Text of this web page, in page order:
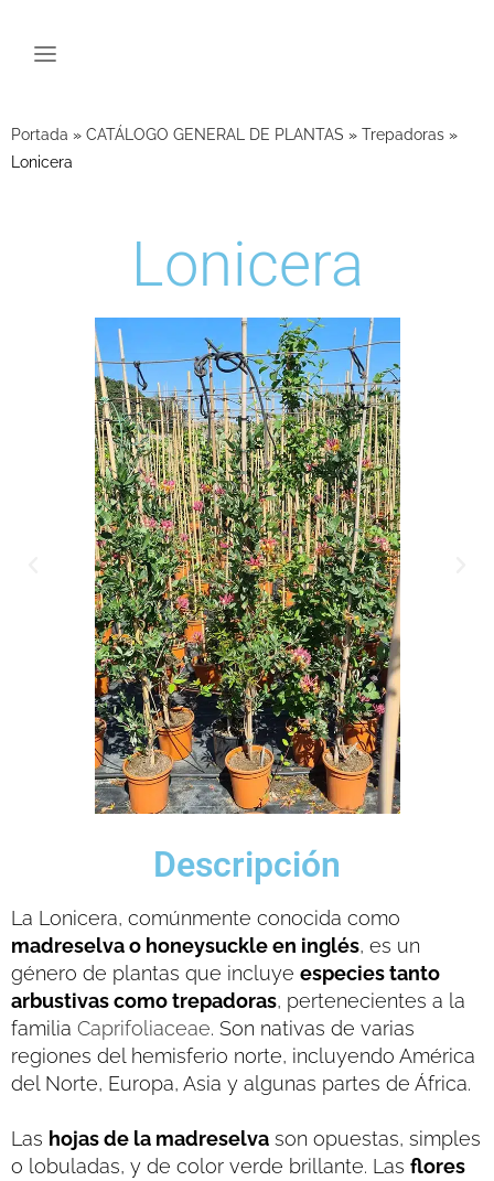
Portada » CATÁLOGO GENERAL DE PLANTAS » Trepadoras »
Lonicera
Lonicera
Descripción
La Lonicera, comúnmente conocida como
madreselva o honeysuckle en inglés, es un
género de plantas que incluye especies tanto
arbustivas como trepadoras, pertenecientes a la
familia Caprifoliaceae. Son nativas de varias
regiones del hemisferio norte, incluyendo América
del Norte, Europa, Asia y algunas partes de África.
Las hojas de la madreselva son opuestas, simples
o lobuladas, y de color verde brillante. Las flores